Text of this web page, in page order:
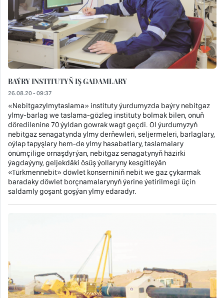
BAÝRY INSTITUTYŇ IŞ GADAMLARY
26.08.20 - 09:37
«Nebitgazylmytaslama» instituty ýurdumyzda baýry nebitgaz
ylmy-barlag we taslama-gözleg instituty bolmak bilen, onuň
döredilenine 70 ýyldan gowrak wagt geçdi. Ol ýurdumyzyň
nebitgaz senagatynda ylmy derňewleri, seljermeleri, barlaglary,
oýlap tapyşlary hem-de ylmy hasabatlary, taslamalary
önümçilige ornaşdyrýan, nebitgaz senagatynyň häzirki
ýagdaýyny, geljekdäki ösüş ýollaryny kesgitleýän
«Türkmennebit» döwlet konserniniň nebit we gaz çykarmak
baradaky döwlet borçnamalarynyň ýerine ýetirilmegi üçin
saldamly goşant goşýan ylmy edaradyr.